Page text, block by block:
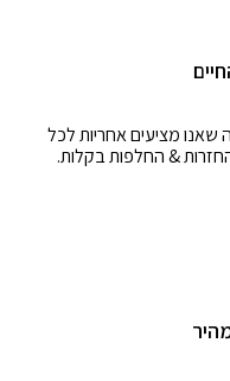
שאנו מציעים אחריות לכל
& החלפות בקלות.